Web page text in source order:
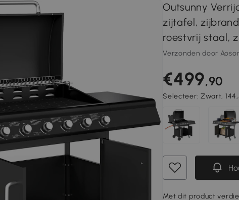
Outsunny
zijtafel,
roestvrij staal,
Verzonden door
€499,90
Selecteer: Zwart,
Met dit product